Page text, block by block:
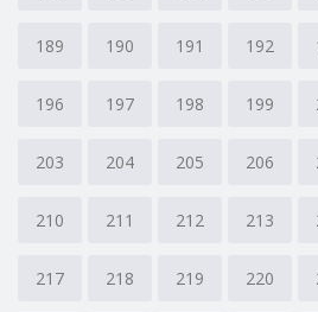
189 190 191 192
196 197 198 199
203 204 205 206
210 211 212 213
217 218 219 220